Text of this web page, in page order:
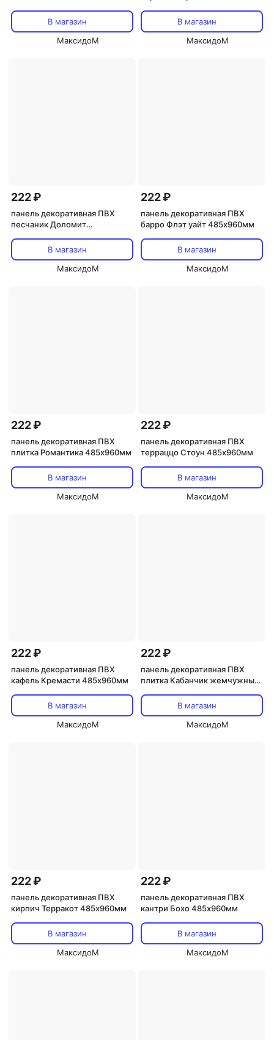
В магазин
МаксидоМ
В магазин
МаксидоМ
222 ₽
панель декоративная ПВХ
песчаник Доломит
В магазин
МаксидоМ
222 ₽
панель декоративная ПВХ
барро Флэт уайт 485х960мм
В магазин
МаксидоМ
222 ₽
панель декоративная ПВХ
плитка Романтика 485х960мм
В магазин
МаксидоМ
222 ₽
панель декоративная ПВХ
терраццо Стоун 485х960мм
В магазин
МаксидоМ
222 ₽
панель декоративная ПВХ
кафель Кремасти 485х960мм
В магазин
МаксидоМ
222 ₽
панель декоративная ПВХ
плитка Кабанчик жемчужный
В магазин
МаксидоМ
222 ₽
панель декоративная ПВХ
кирпич Терракот 485х960мм
В магазин
МаксидоМ
222 ₽
панель декоративная ПВХ
кантри Бохо 485х960мм
В магазин
МаксидоМ